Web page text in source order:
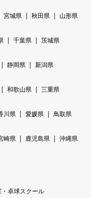
宮城県 秋田県
山形県
千葉県
茨城県
静岡県
新潟県
和歌山県
三重県
川県 愛媛県
鳥取県
崎県 鹿児島県
沖縄県
卓球スクール